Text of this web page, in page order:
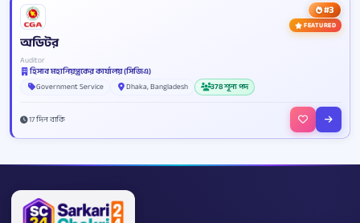
#3
FEATURED
অডিটর
Auditor
হিসাব মহানিয়ন্ত্রকের কার্যালয় (সিজিএ)
Government Service
Dhaka, Bangladesh 378 শূন্য পদ
17 দিন বাকি